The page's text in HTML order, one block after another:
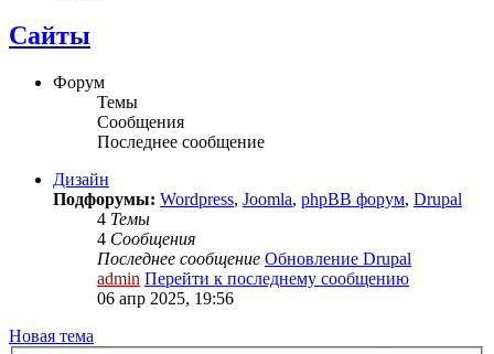
Сайты
Форум
Темы
Сообщения
Последнее сообщение
Дизайн
Подфорумы: Wordpress, Joomla, phpBB форум, Drupal
4 Темы
4 Сообщения
Последнее сообщение Обновление Drupal
admin Перейти к последнему сообщению
06 апр 2025, 19:56
Новая тема